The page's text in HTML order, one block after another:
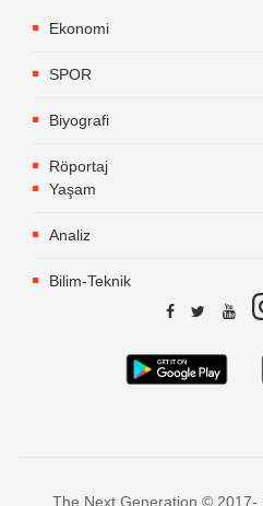
Ekonomi
SPOR
Biyografi
Röportaj
Yaşam
Analiz
Bilim-Teknik
The Next Generation © 2017-